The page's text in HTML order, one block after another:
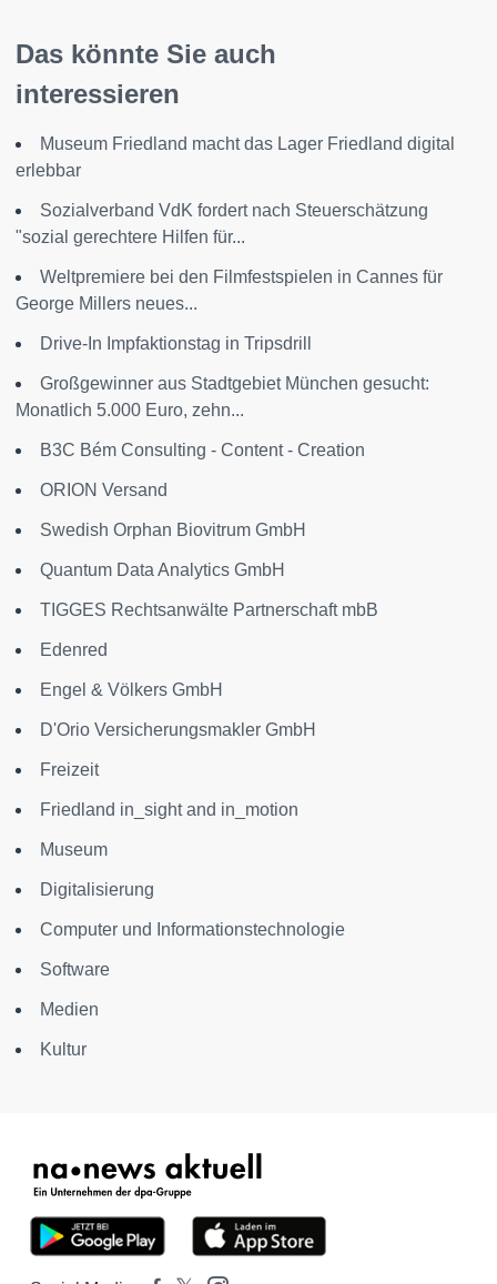
Das könnte Sie auch
interessieren
Museum Friedland macht das Lager Friedland digital
erlebbar
Sozialverband VdK fordert nach Steuerschätzung
"sozial gerechtere Hilfen für...
Weltpremiere bei den Filmfestspielen in Cannes für
George Millers neues...
Drive-In Impfaktionstag in Tripsdrill
Großgewinner aus Stadtgebiet München gesucht:
Monatlich 5.000 Euro, zehn...
B3C Bém Consulting - Content - Creation
ORION Versand
Swedish Orphan Biovitrum GmbH
Quantum Data Analytics GmbH
TIGGES Rechtsanwälte Partnerschaft mbB
Edenred
Engel & Völkers GmbH
D'Orio Versicherungsmakler GmbH
Freizeit
Friedland in_sight and in_motion
Museum
Digitalisierung
Computer und Informationstechnologie
Software
Medien
Kultur